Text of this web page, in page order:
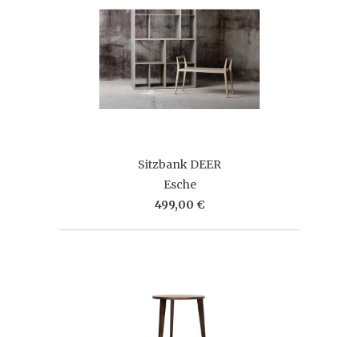
Sitzbank DEER
Esche
499,00 €